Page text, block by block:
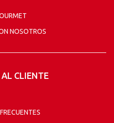
NOSOTROS
AL CLIENTE